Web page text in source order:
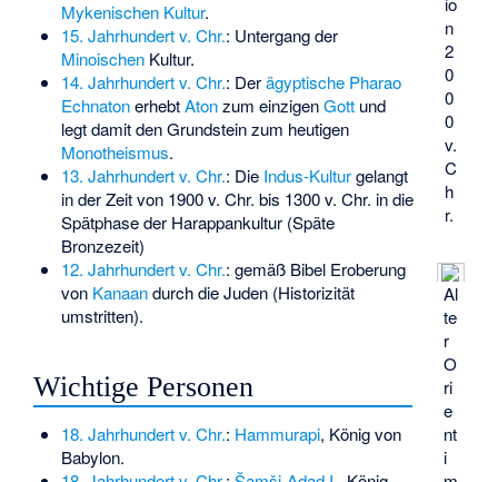
n
2
0
0
0
v.
C
h
r.
Al
te
r
O
ri
e
nt
i
Mykenischen Kultur.
15. Jahrhundert v. Chr.: Untergang der
MinoischenKultur.
14. Jahrhundert v. Chr.: Derägyptische Pharao
EchnatonerhebtAtonzum einzigenGottund
legt damit den Grundstein zum heutigen
Monotheismus.
13. Jahrhundert v. Chr.: Die Indus-Kulturgelangt
in der Zeit von 1900 v. Chr. bis 1300 v. Chr. in die
Spätphase der Harappankultur (Späte
Bronzezeit)
12. Jahrhundert v. Chr.: gemäß Bibel Eroberung
von Kanaandurch die Juden (Historizität
umstritten).
Wichtige Personen
18. Jahrhundert v. Chr.: Hammurapi, König von
Babylon.